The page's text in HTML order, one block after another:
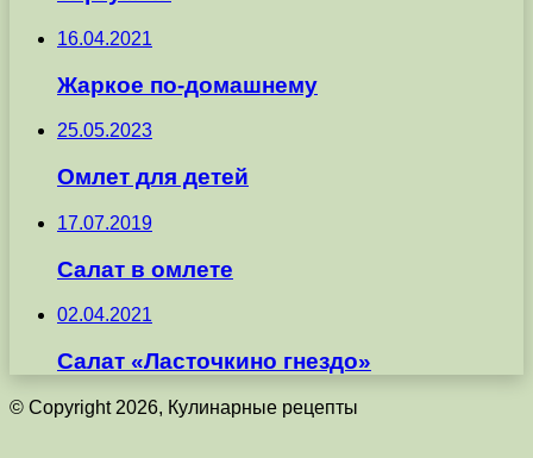
16.04.2021
Жаркое по-домашнему
25.05.2023
Омлет для детей
17.07.2019
Салат в омлете
02.04.2021
Салат «Ласточкино гнездо»
© Copyright 2026, Кулинарные рецепты